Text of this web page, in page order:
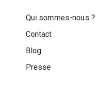
Qui sommes-nous ?
Contact
Blog
Presse